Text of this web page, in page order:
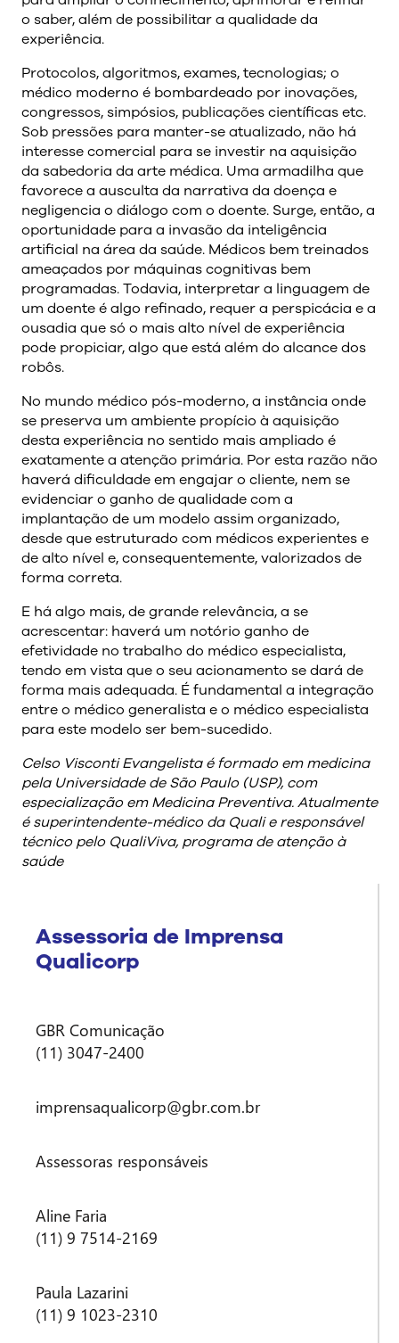
o saber, além de possibilitar a qualidade da
experiência.
Protocolos, algoritmos, exames, tecnologias; o
médico moderno é bombardeado por inovações,
congressos, simpósios, publicações científicas etc.
Sob pressões para manter-se atualizado, não há
interesse comercial para se investir na aquisição
da sabedoria da arte médica. Uma armadilha que
favorece a ausculta da narrativa da doença e
negligencia o diálogo com o doente. Surge, então, a
oportunidade para a invasão da inteligência
artificial na área da saúde. Médicos bem treinados
ameaçados por máquinas cognitivas bem
programadas. Todavia, interpretar a linguagem de
um doente é algo refinado, requer a perspicácia e a
ousadia que só o mais alto nível de experiência
pode propiciar, algo que está além do alcance dos
robôs.
No mundo médico pós-moderno, a instância onde
se preserva um ambiente propício à aquisição
desta experiência no sentido mais ampliado é
exatamente a atenção primária. Por esta razão não
haverá dificuldade em engajar o cliente, nem se
evidenciar o ganho de qualidade com a
implantação de um modelo assim organizado,
desde que estruturado com médicos experientes e
de alto nível e, consequentemente, valorizados de
forma correta.
E há algo mais, de grande relevância, a se
acrescentar: haverá um notório ganho de
efetividade no trabalho do médico especialista,
tendo em vista que o seu acionamento se dará de
forma mais adequada. É fundamental a integração
entre o médico generalista e o médico especialista
para este modelo ser bem-sucedido.
Celso Visconti Evangelista é formado em medicina
pela Universidade de São Paulo (USP), com
especialização em Medicina Preventiva. Atualmente
é superintendente-médico da Quali e responsável
técnico pelo QualiViva, programa de atenção à
saúde
Assessoria de Imprensa
Qualicorp
GBR Comunicação
(11) 3047-2400
imprensaqualicorp@gbr.com.br
Assessoras responsáveis
Aline Faria
(11) 9 7514-2169
Paula Lazarini
(11) 9 1023-2310